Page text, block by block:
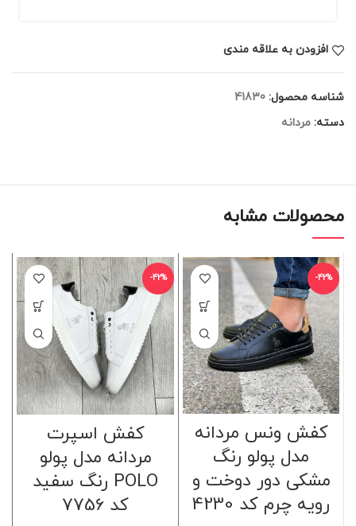
افزودن به علاقه مندی
شناسه محصول: 41830
دسته: مردانه
محصولات مشابه
-42%
کفش ونس مردانه
مدل پولو رنگ
مشکی دور دوخت و
رویه چرم کد 4230
-42%
کفش اسپرت
مردانه مدل پولو
POLO رنگ سفید
کد 7756